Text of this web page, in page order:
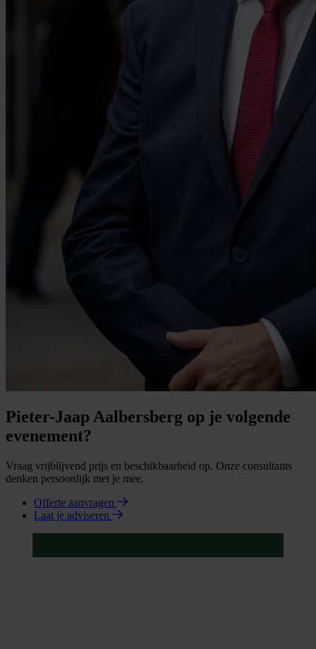
Pieter-Jaap Aalbersberg op je volgende
evenement?
Vraag vrijblijvend prijs en beschikbaarheid op. Onze consultants
denken persoonlijk met je mee.
Offerte aanvragen
Laat je adviseren